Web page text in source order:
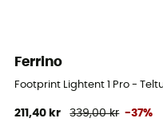
Ferrino
Footprint Lightent 1 Pro -
211,40 kr 339,00 kr -37%